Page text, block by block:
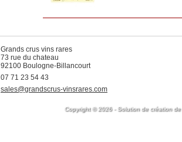
Grands crus vins rares
73 rue du chateau
92100 Boulogne-Billancourt
07 71 23 54 43
sales@grandscrus-vinsrares.com
Copyright © 2026 - Solution de création